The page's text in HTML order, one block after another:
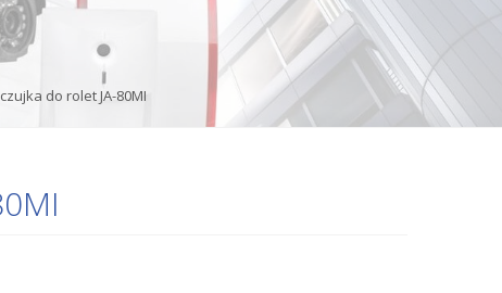
do rolet JA-80MI